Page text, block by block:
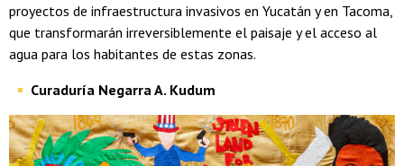
proyectos de infraestructura invasivos en Yucatán y en Tacoma,
que transformarán irreversiblemente el paisaje y el acceso al
agua para los habitantes de estas zonas.
Curaduría Negarra A. Kudum